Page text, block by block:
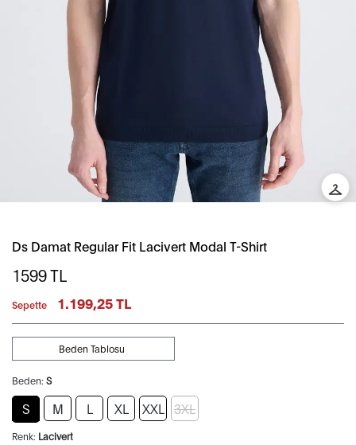
Ds Damat Regular Fit Lacivert Modal T-Shirt
1599TL
Sepette 1.199,25 TL
Beden: S
Beden Tablosu
S M L XL XXL 3XL
Renk: Lacivert